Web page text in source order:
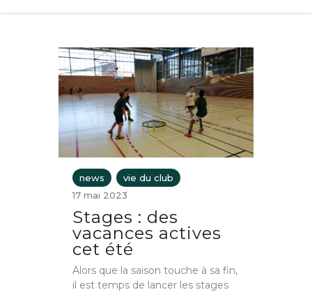
Autres pratiques
Partenaires
Boutique
Plus d’infos
news
vie du club
17 mai 2023
Stages : des
vacances actives
cet été
Alors que la saison touche à sa fin,
il est temps de lancer les stages